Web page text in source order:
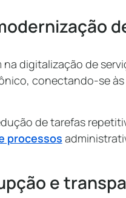
digitalização de
conectando-se
de tarefas
processos
e